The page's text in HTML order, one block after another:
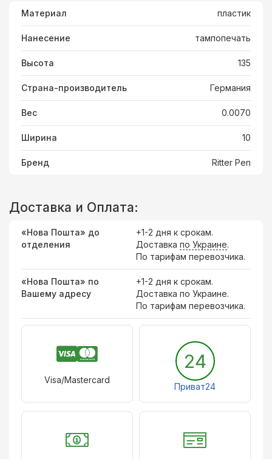
Материал пластик
Нанесение тампопечать
Высота 135
Страна-производитель Германия
Вес 0.0070
Ширина 10
Бренд Ritter Pen
Доставка и Оплата:
«Нова Пошта» до
отделения
+1-2 дня к срокам.
Доставка по Украине.
По тарифам перевозчика.
«Нова Пошта» по
Вашему адресу
+1-2 дня к срокам.
Доставка по Украине.
По тарифам перевозчика.
Visa/Mastercard
24
Приват24